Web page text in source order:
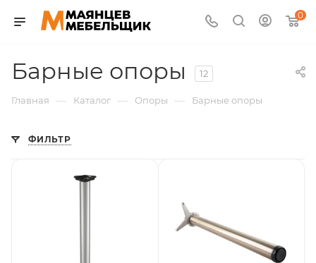
0
Барные опоры 12
Главная — Каталог — Опоры — Барные опоры
ФИЛЬТР